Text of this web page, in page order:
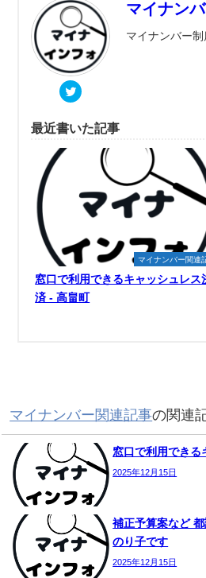
マイナン
マイナンバー
最近書いた記事
マイナンバー関連
窓口で利用できるキャッシュレス
済 - 高畠町
マイナンバー関連記事の関連
窓口で利用できる
2025年12月15日
補正予算案など
のり子です
2025年12月15日